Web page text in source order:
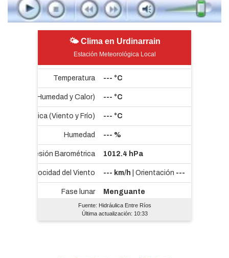
🌤 Clima en Urdinarrain
Estación Meteorológica Local
Fuente: Hidráulica Entre Ríos
Última actualización: 10:33